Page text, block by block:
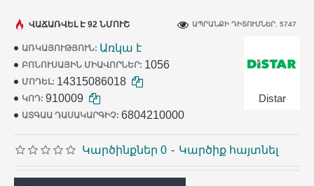
հազարավոր արհեստավորներ ամեն օր
աշխատանքում:
ԱՌԿԱՅՈՒԹՅՈՒՆ: Առկա է
ԲՈՆՈՒՍԱՅԻՆ ՄԻԱՎՈՐՆԵՐ: 1056
ՄՈԴԵԼ: 14315086018
ԿՈԴ: 910009
ԱՏԳԱԱ ԴԱՍԱԿԱՐԳԻՉ: 6804210000
Distar
ՎԱՃԱՌՎԵԼ Է 92 ՆՄՈՒՇ ԱՊՐԱՆՔԻ ԴԻՏՈՒՄՆԵՐ. 5747
Կարծինքներ 0 - Կարծիք հայտնել